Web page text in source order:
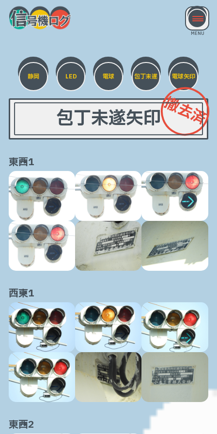
静岡 LED 電球 包丁未遂 電球矢印
包丁未遂矢印撤去済
東→西1
西→東1
東→西2